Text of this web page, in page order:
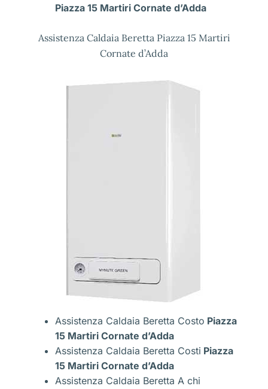
Piazza 15 Martiri Cornate d’Adda
Assistenza Caldaia Beretta Piazza 15 Martiri
Cornate d’Adda
Assistenza Caldaia Beretta Costo Piazza
15 Martiri Cornate d’Adda
Assistenza Caldaia Beretta Costi Piazza
15 Martiri Cornate d’Adda
Assistenza Caldaia Beretta A chi